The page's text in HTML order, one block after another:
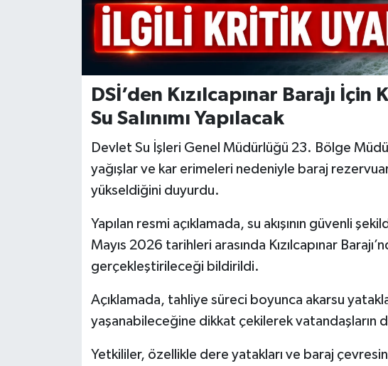
DSİ’den Kızılcapınar Barajı
Su Salınımı Yapılacak
Devlet Su İşleri Genel Müdürlüğü 23. Bölge
yağışlar ve kar erimeleri nedeniyle baraj
yükseldiğini duyurdu.
Yapılan resmi açıklamada, su akışının güvenli
Mayıs 2026 tarihleri arasında Kızılcapınar
gerçekleştirileceği bildirildi.
Açıklamada, tahliye süreci boyunca akarsu
yaşanabileceğine dikkat çekilerek vatandaşların
Yetkililer, özellikle dere yatakları ve baraj